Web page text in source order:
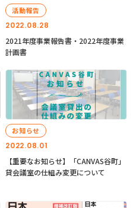
2022.08.28
活動報告
2021年度事業報告書・2022年度事業
計画書
2022.08.01
お知らせ
【重要なお知らせ】「CANVAS谷町」
貸会議室の仕組み変更について